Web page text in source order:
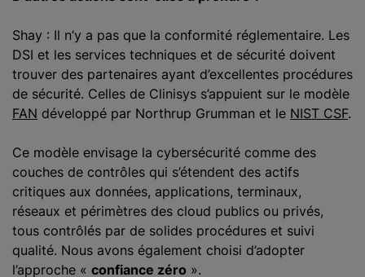
Shay : Il n’y a pas que la conformité réglementaire. Les
DSI et les services techniques et de sécurité doivent
trouver des partenaires ayant d’excellentes procédures
de sécurité. Celles de Clinisys s’appuient sur le modèle
FAN développé par Northrup Grumman et le NIST CSF.
Ce modèle envisage la cybersécurité comme des
couches de contrôles qui s’étendent des actifs
critiques aux données, applications, terminaux,
réseaux et périmètres des cloud publics ou privés,
tous contrôlés par de solides procédures et suivi
qualité. Nous avons également choisi d’adopter
l’approche « confiance zéro ».